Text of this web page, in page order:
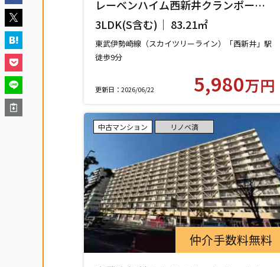
レーベンハイム西新井クランポート
13階
3LDK(S含む)｜ 83.21㎡
東武伊勢崎線（スカイツリーライン）「西新井」駅
徒歩9分
更新日：2026/06/22 5,980万円
仲介手数料無料
中古マンション リノベ済